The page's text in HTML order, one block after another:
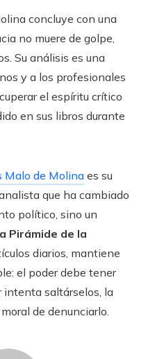
concluye con una
no muere de golpe,
Su análisis es una
y a los profesionales
el espíritu crítico
en sus libros durante
Malo de Molina es su
que ha cambiado
político, sino un
Pirámide de la
diarios, mantiene
el poder debe tener
intenta saltárselos, la
de denunciarlo.